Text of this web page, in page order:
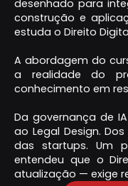
desenhado para
construção e
estuda o Direito
A abordagem do
a realidade do
conhecimento em
Da governança de
ao Legal Design.
das startups. Um
entendeu que o
atualização — exige